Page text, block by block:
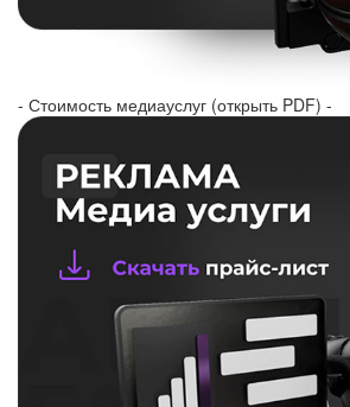
- Стоимость медиауслуг (открыть PDF) -